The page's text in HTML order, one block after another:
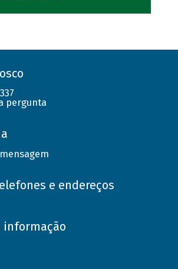
pergunta
e endereços
informação